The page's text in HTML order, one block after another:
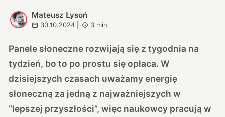
M
Mateusz Łysoń
30.10.2024 3 min
Panele słoneczne rozwijają się z tygodnia na
tydzień, bo to po prostu się opłaca. W
dzisiejszych czasach uważamy energię
słoneczną za jedną z najważniejszych w
“lepszej przyszłości”, więc naukowcy pracują w